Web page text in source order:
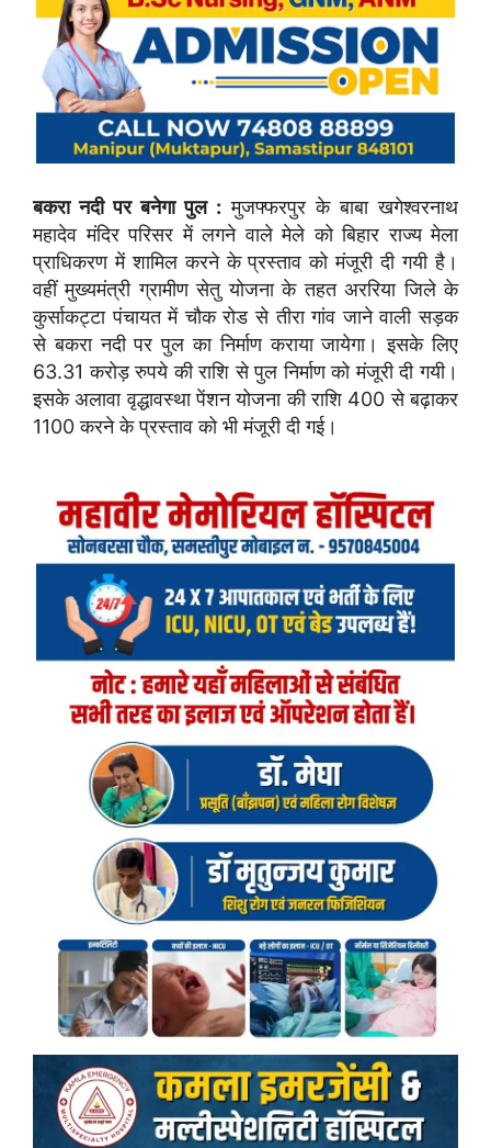
बकरा नदी पर बनेगा पुल : मुजफ्फरपुर के बाबा खगेश्वरनाथ
महादेव मंदिर परिसर में लगने वाले मेले को बिहार राज्य मेला
प्राधिकरण में शामिल करने के प्रस्ताव को मंजूरी दी गयी है।
वहीं मुख्यमंत्री ग्रामीण सेतु योजना के तहत अररिया जिले के
कुर्साकट्टा पंचायत में चौक रोड से तीरा गांव जाने वाली सड़क
से बकरा नदी पर पुल का निर्माण कराया जायेगा। इसके लिए
63.31 करोड़ रुपये की राशि से पुल निर्माण को मंजूरी दी गयी।
इसके अलावा वृद्धावस्था पेंशन योजना की राशि 400 से बढ़ाकर
1100 करने के प्रस्ताव को भी मंजूरी दी गई।